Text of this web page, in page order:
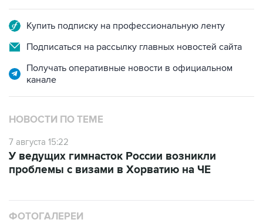
Купить подписку на профессиональную ленту
Подписаться на рассылку главных новостей сайта
Получать оперативные новости в официальном
канале
НОВОСТИ ПО ТЕМЕ
7 августа 15:22
У ведущих гимнасток России возникли
проблемы с визами в Хорватию на ЧЕ
ФОТОГАЛЕРЕИ